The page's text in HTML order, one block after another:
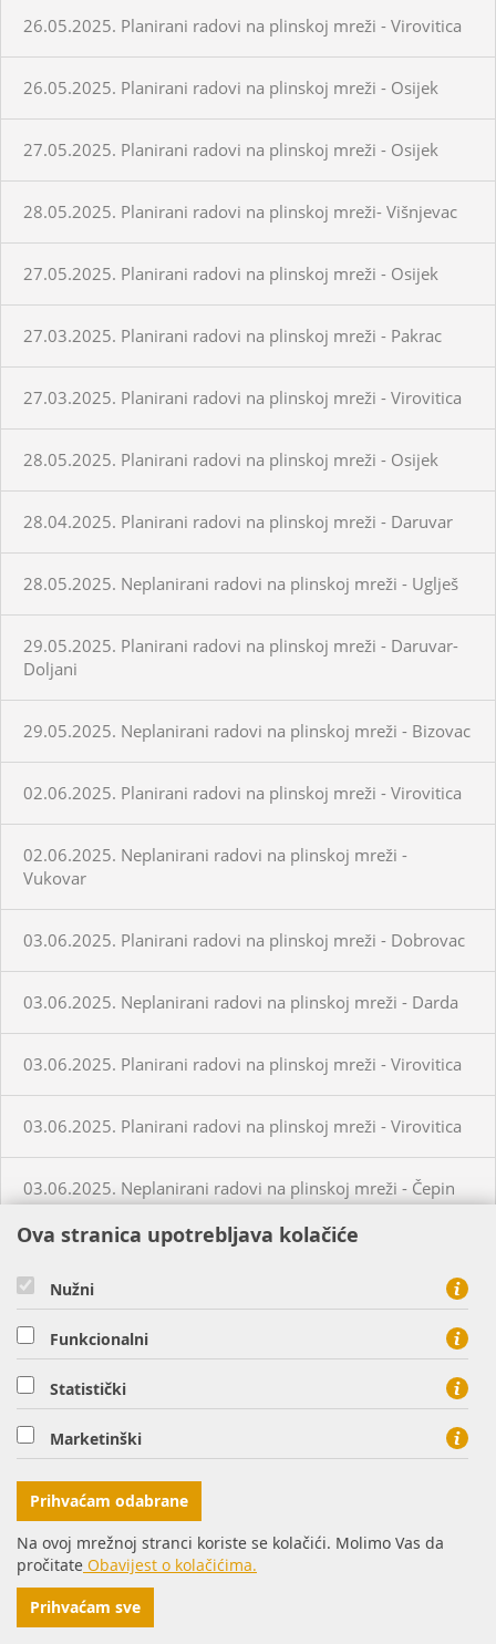
26.05.2025. Planirani radovi na plinskoj mreži - Virovitica
26.05.2025. Planirani radovi na plinskoj mreži - Osijek
27.05.2025. Planirani radovi na plinskoj mreži - Osijek
28.05.2025. Planirani radovi na plinskoj mreži- Višnjevac
27.05.2025. Planirani radovi na plinskoj mreži - Osijek
27.03.2025. Planirani radovi na plinskoj mreži - Pakrac
27.03.2025. Planirani radovi na plinskoj mreži - Virovitica
28.05.2025. Planirani radovi na plinskoj mreži - Osijek
28.04.2025. Planirani radovi na plinskoj mreži - Daruvar
28.05.2025. Neplanirani radovi na plinskoj mreži - Uglješ
29.05.2025. Planirani radovi na plinskoj mreži - Daruvar-
Doljani
29.05.2025. Neplanirani radovi na plinskoj mreži - Bizovac
02.06.2025. Planirani radovi na plinskoj mreži - Virovitica
02.06.2025. Neplanirani radovi na plinskoj mreži -
Vukovar
03.06.2025. Planirani radovi na plinskoj mreži - Dobrovac
03.06.2025. Neplanirani radovi na plinskoj mreži - Darda
03.06.2025. Planirani radovi na plinskoj mreži - Virovitica
03.06.2025. Planirani radovi na plinskoj mreži - Virovitica
03.06.2025. Neplanirani radovi na plinskoj mreži - Čepin
04.06.2025. Planirani radovi na plinskoj mreži - Virovitica
04.06.2025. Neplanirani radovi na plinskoj mreži -
Habjanovci
05.06.2025. Planirani radovi na plinskoj mreži - Daruvar
05.06.2025. Planirani radovi na plinskoj mreži - Virovitica
05.06.2025. Planirani radovi na plinskoj mreži - Virovitica
05.06.2025. Planirani radovi na plinskoj mreži - Virovitica
Ova stranica upotrebljava kolačiće
Nužni
Funkcionalni
Statistički
Marketinški
Prihvaćam odabrane
Na ovoj mrežnoj stranci koriste se kolačići. Molimo Vas da
pročitate Obavijest o kolačićima.
Prihvaćam sve